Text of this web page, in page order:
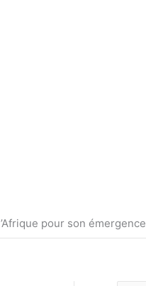
pour son émergence